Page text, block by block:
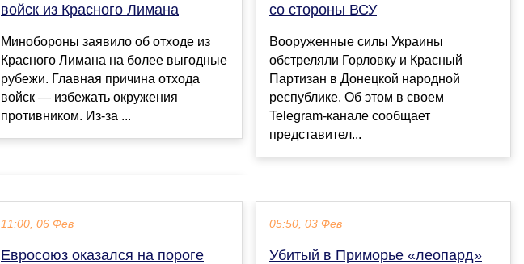
войск из Красного Лимана
Минобороны заявило об отходе из
Красного Лимана на более выгодные
рубежи. Главная причина отхода
войск — избежать окружения
противником. Из-за ...
со стороны ВСУ
Вооруженные силы Украины
обстреляли Горловку и Красный
Партизан в Донецкой народной
республике. Об этом в своем
Telegram-канале сообщает
представител...
11:00, 06 Фев
Евросоюз оказался на пороге
05:50, 03 Фев
Убитый в Приморье «леопард»